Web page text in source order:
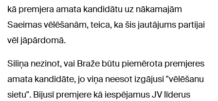
kā premjera amata kandidātu uz nākamajām
Saeimas vēlēšanām, teica, ka šis jautājums partijai
vēl jāpārdomā.
Siliņa nezinot, vai Braže būtu piemērota premjeres
amata kandidāte, jo viņa neesot izgājusi "vēlēšanu
sietu". Bijusī premjere kā iespējamus JV līderus